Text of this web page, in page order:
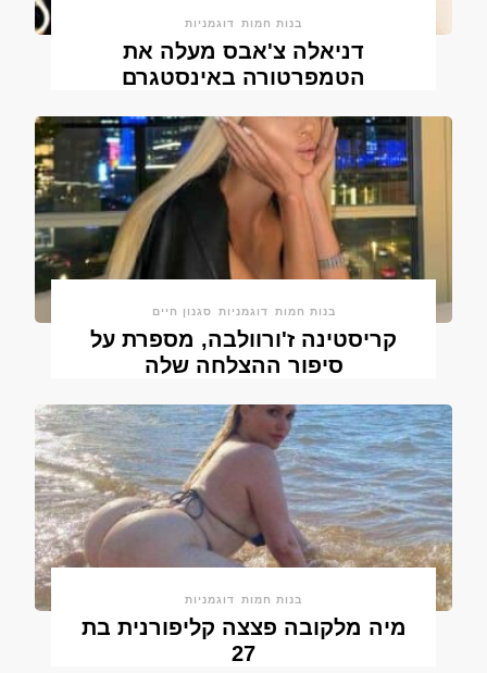
בנות חמות דוגמניות
דניאלה צ'אבס מעלה את
הטמפרטורה באינסטגרם
בנות חמות דוגמניות סגנון חיים
קריסטינה ז'ורוולבה, מספרת על
סיפור ההצלחה שלה
בנות חמות דוגמניות
מיה מלקובה פצצה קליפורנית בת
27